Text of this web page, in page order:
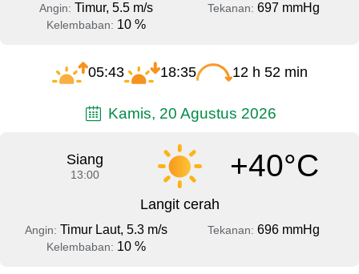
Angin: Timur, 5.5 m/s Tekanan: 697 mmHg
Kelembaban: 10 %
05:43 18:35 12 h 52 min
Kamis, 20 Agustus 2026
Siang
13:00 +40°C
Langit cerah
Angin: Timur Laut, 5.3 m/s Tekanan: 696 mmHg
Kelembaban: 10 %